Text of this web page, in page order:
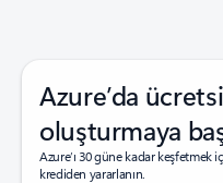
Azure’da
oluşturmaya
Azure’ı 30 güne kadar keşfetmek
krediden yararlanın.